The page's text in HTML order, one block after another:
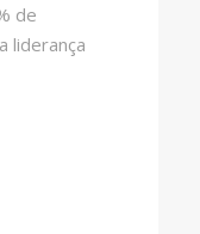
de
liderança